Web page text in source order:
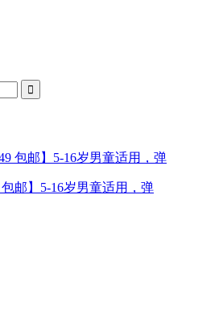
包邮】5-16岁男童适用，弹